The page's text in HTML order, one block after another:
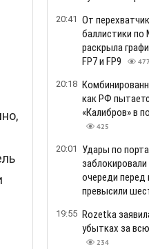
20:41 От
баллистики по
раскрыла
FP7 и FP9
477
20:18
как РФ
«Калибров» в
425
20:01
Удары по
заблокировали
очереди перед
превысили
19:55 Rozetka
убытках за
234